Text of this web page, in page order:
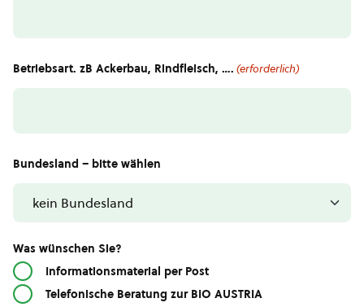
Betriebsart. zB Ackerbau, Rindfleisch, …. (erforderlich)
Bundesland – bitte wählen
Was wünschen Sie?
Informationsmaterial per Post
Telefonische Beratung zur BIO AUSTRIA